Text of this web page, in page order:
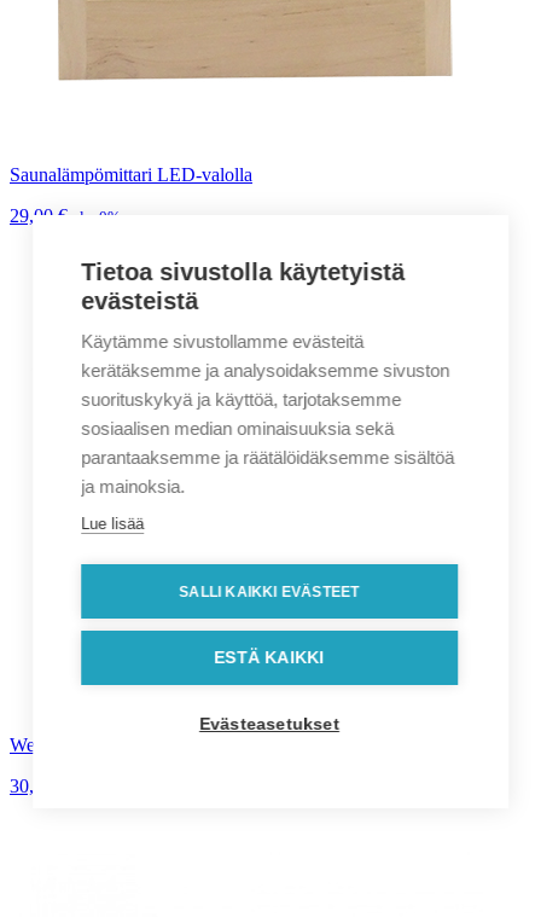
Saunalämpömittari LED-valolla
29,00 € alv. 0%
Westport-kylpytakki
30,00
Tietoa sivustolla käytetyistä
evästeistä
Käytämme sivustollamme evästeitä
kerätäksemme ja analysoidaksemme sivuston
suorituskykyä ja käyttöä, tarjotaksemme
sosiaalisen median ominaisuuksia sekä
parantaaksemme ja räätälöidäksemme sisältöä
ja mainoksia.
Lue lisää
SALLI KAIKKI EVÄSTEET
ESTÄ KAIKKI
Evästeasetukset